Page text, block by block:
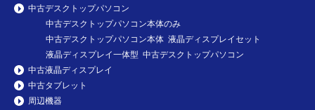
中古デスクトップパソコン
中古デスクトップパソコン本体のみ
中古デスクトップパソコン本体 液晶ディスプレイセット
液晶ディスプレイ一体型 中古デスクトップパソコン
中古液晶ディスプレイ
中古タブレット
周辺機器